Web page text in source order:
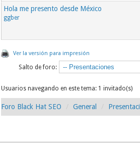
Hola me presento desde México
ggber
Ver la versión para impresión
Salto de foro:
Usuarios navegando en este tema: 1 invitado(s)
Foro Black Hat SEO General